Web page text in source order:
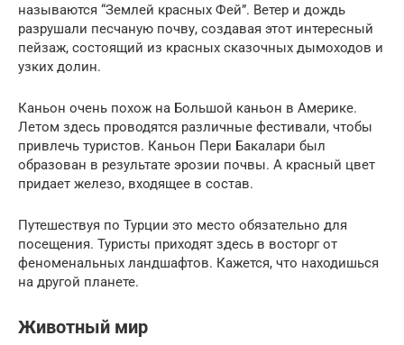
называются “Землей красных Фей”. Ветер и дождь
разрушали песчаную почву, создавая этот интересный
пейзаж, состоящий из красных сказочных дымоходов и
узких долин.
Каньон очень похож на Большой каньон в Америке.
Летом здесь проводятся различные фестивали, чтобы
привлечь туристов. Каньон Пери Бакалари был
образован в результате эрозии почвы. А красный цвет
придает железо, входящее в состав.
Путешествуя по Турции это место обязательно для
посещения. Туристы приходят здесь в восторг от
феноменальных ландшафтов. Кажется, что находишься
на другой планете.
Животный мир